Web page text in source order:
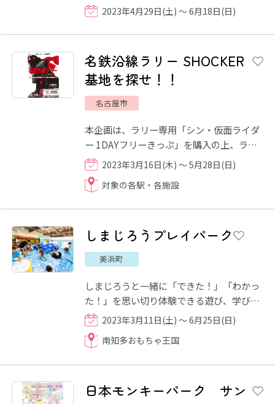
作業の道具など身近な対象を題材に、大胆
な構図で染め上げた生地...
2023年4月29日(土) ～ 6月18日(日)
名鉄沿線ラリー SHOCKER
基地を探せ！！
名古屋市
本企画は、ラリー専用「シン・仮面ライダ
ー 1DAYフリーきっぷ」を購入の上、ラリ
ー対象6駅(対象駅：国府宮駅・栄生駅・太
田川駅・堀田駅・本笠寺駅...
2023年3月16日(木) ～ 5月28日(日)
対象の各駅・各施設
しまじろうプレイパーク
美浜町
しまじろうと一緒に「できた！」「わかっ
た！」を思い切り体験できる遊び、学び空
間です。幼児期の学びの入口は遊びです。
どんな体験も学びにつな...
2023年3月11日(土) ～ 6月25日(日)
南知多おもちゃ王国
日本モンキーパーク サン